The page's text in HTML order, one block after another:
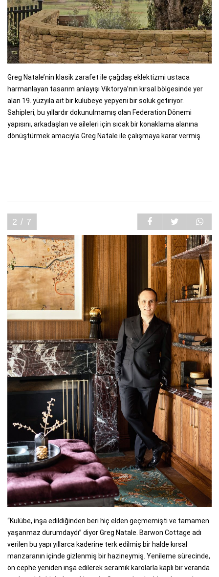
Greg Natale’nin klasik zarafet ile çağdaş eklektizmi ustaca
harmanlayan tasarım anlayışı Viktorya’nın kırsal bölgesinde yer
alan 19. yüzyıla ait bir kulübeye yepyeni bir soluk getiriyor.
Sahipleri, bu yıllardır dokunulmamış olan Federation Dönemi
yapısını, arkadaşları ve aileleri için sıcak bir konaklama alanına
dönüştürmek amacıyla Greg Natale ile çalışmaya karar vermiş.
2 / 7
“Kulübe, inşa edildiğinden beri hiç elden geçmemişti ve tamamen
yaşanmaz durumdaydı” diyor Greg Natale. Barwon Cottage adı
verilen bu yapı yıllarca kaderine terk edilmiş bir halde kırsal
manzaranın içinde gizlenmiş bir hazineymiş. Yenileme sürecinde,
ön cephe yeniden inşa edilerek seramik karolarla kaplı bir veranda